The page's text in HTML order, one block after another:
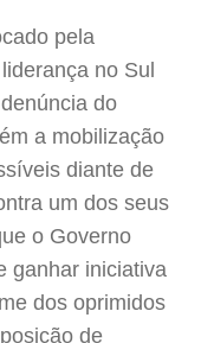
pela
no Sul
do
a mobilização
diante de
um dos seus
o Governo
ganhar iniciativa
dos oprimidos
de